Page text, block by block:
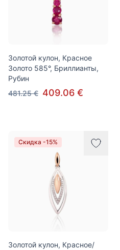
Золотой кулон, Красное
Золото 585°, Бриллианты,
Рубин
481.25 € 409.06 €
Скидка -15%
Золотой кулон, Красное/